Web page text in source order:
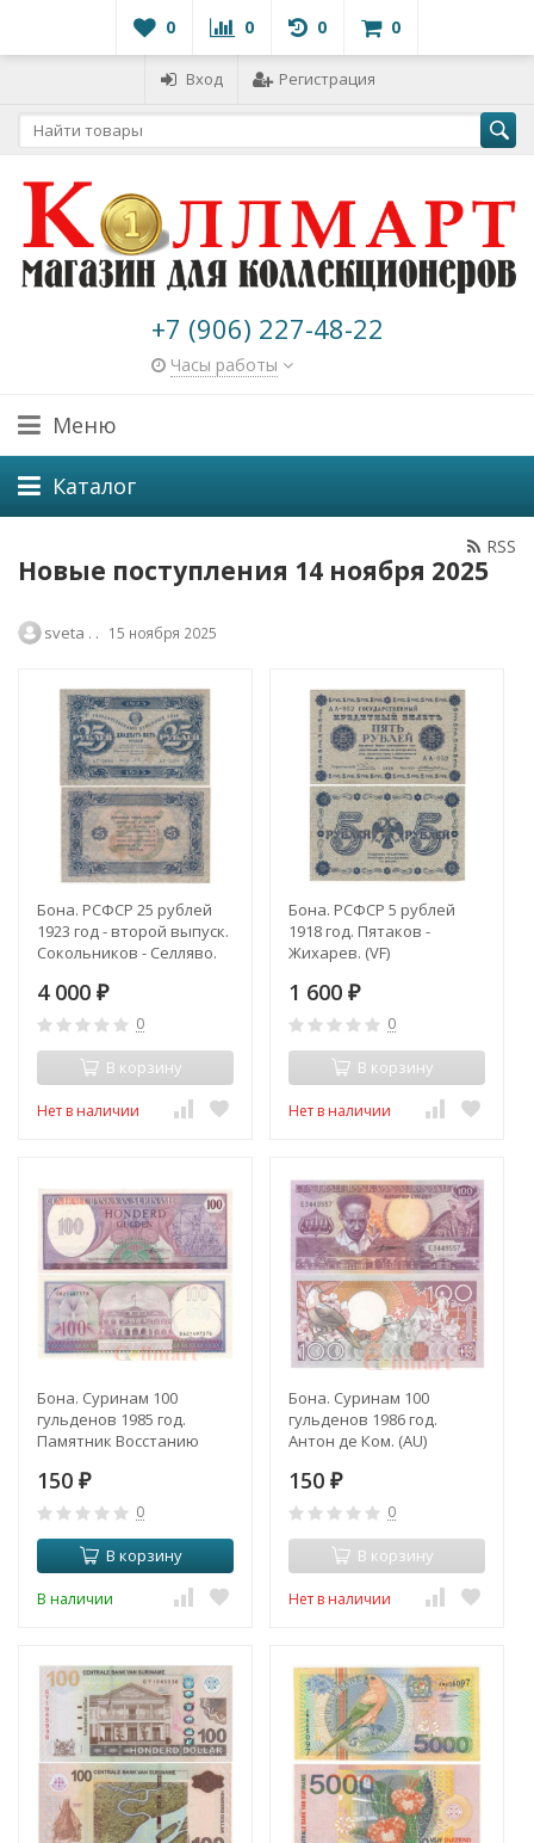
0 0 0 0
Вход Регистрация
+7 (906) 227-48-22
Часы работы
Меню
Каталог
RSS
Новые поступления 14 ноября 2025
sveta . . 15 ноября 2025
Бона. РСФСР 25 рублей
1923 год - второй выпуск.
Сокольников - Селляво.
4 000 ₽
0
В корзину
Нет в наличии
Бона. РСФСР 5 рублей
1918 год. Пятаков -
Жихарев. (VF)
1 600 ₽
0
В корзину
Нет в наличии
Бона. Суринам 100
гульденов 1985 год.
Памятник Восстанию
150 ₽
0
В корзину
В наличии
Бона. Суринам 100
гульденов 1986 год.
Антон де Ком. (AU)
150 ₽
0
В корзину
Нет в наличии